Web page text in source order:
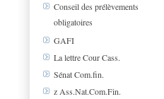
Conseil des prélèvements
obligatoires
GAFI
La lettre Cour Cass.
Sénat Com.fin.
z Ass.Nat.Com.Fin.